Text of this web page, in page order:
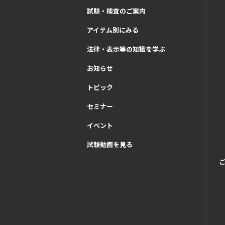
試験・検査のご案内
アイテム別にみる
法律・表示等の知識を学ぶ
お知らせ
トピック
セミナー
イベント
試験動画を見る